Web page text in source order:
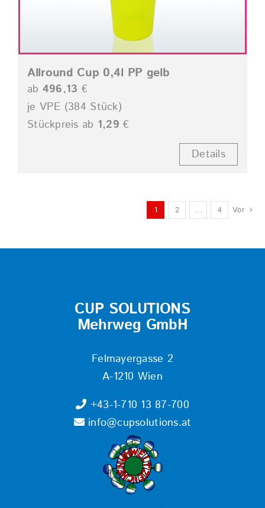
Allround Cup 0,4l PP gelb
ab 496,13 €
je VPE (384 Stück)
Stückpreis ab 1,29 €
Details
1 2 … 4 Vor
CUP SOLUTIONS
Mehrweg GmbH
Felmayergasse 2
A-1210 Wien
+43-1-710 13 87-700
info@cupsolutions.at